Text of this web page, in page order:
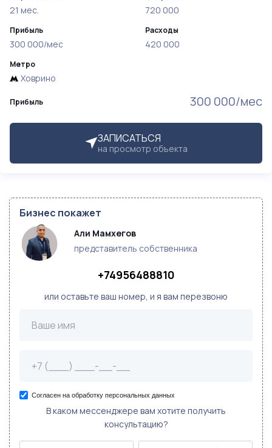
Прибыль 300 000/мес
ЗАПИСАТЬСЯ
на просмотр объекта
21 мес.
Прибыль
300 000/мес
720 000
Расходы
420 000
Метро
Ховрино
Бизнес покажет
Али Мамхегов
представитель собственника
+74956488810
или оставьте ваш номер, и я вам перезвоню
Согласен на обработку персональных данных
В каком мессенджере вам хотите получить
консультацию?